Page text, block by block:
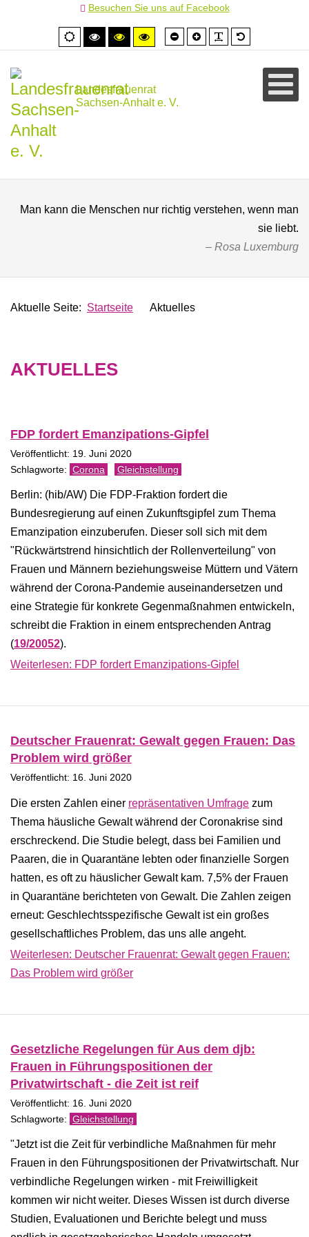
Besuchen Sie uns auf Facebook
Normale
Ansicht
Hoher
Kontrast
Hoher
Kontrast
Hoher
Kontrast
Schrift
kleiner
Schrift
größer
Landesfrauenrat
Sachsen-Anhalt e. V.
Man kann die Menschen nur richtig verstehen, wenn man
sie liebt.
Rosa Luxemburg
Aktuelle Seite: Startseite Aktuelles
AKTUELLES
FDP fordert Emanzipations-Gipfel
Veröffentlicht: 19. Juni 2020
Corona Gleichstellung
Berlin: (hib/AW) Die FDP-Fraktion fordert die
Bundesregierung auf einen Zukunftsgipfel zum Thema
Emanzipation einzuberufen. Dieser soll sich mit dem
"Rückwärtstrend hinsichtlich der Rollenverteilung" von
Frauen und Männern beziehungsweise Müttern und Vätern
während der Corona-Pandemie auseinandersetzen und
eine Strategie für konkrete Gegenmaßnahmen entwickeln,
schreibt die Fraktion in einem entsprechenden Antrag
(19/20052).
Weiterlesen: FDP fordert Emanzipations-Gipfel
Deutscher Frauenrat: Gewalt gegen Frauen: Das
Problem wird größer
Veröffentlicht: 16. Juni 2020
Die ersten Zahlen einer repräsentativen Umfrage zum
Thema häusliche Gewalt während der Coronakrise sind
erschreckend. Die Studie belegt, dass bei Familien und
Paaren, die in Quarantäne lebten oder finanzielle Sorgen
hatten, es oft zu häuslicher Gewalt kam. 7,5% der Frauen
in Quarantäne berichteten von Gewalt. Die Zahlen zeigen
erneut: Geschlechtsspezifische Gewalt ist ein großes
gesellschaftliches Problem, das uns alle angeht.
Weiterlesen: Deutscher Frauenrat: Gewalt gegen Frauen:
Das Problem wird größer
Gesetzliche Regelungen für Aus dem djb:
Frauen in Führungspositionen der
Privatwirtschaft - die Zeit ist reif
Veröffentlicht: 16. Juni 2020
Gleichstellung
"Jetzt ist die Zeit für verbindliche Maßnahmen für mehr
Frauen in den Führungspositionen der Privatwirtschaft. Nur
verbindliche Regelungen wirken - mit Freiwilligkeit
kommen wir nicht weiter. Dieses Wissen ist durch diverse
Studien, Evaluationen und Berichte belegt und muss